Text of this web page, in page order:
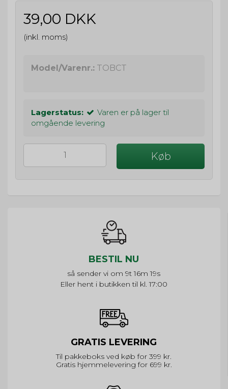
39,00 DKK
(inkl. moms)
Model/Varenr.: TOBCT
Lagerstatus:
Varen er på lager til
omgående levering
Køb
BESTIL NU
så sender vi om 9t 16m 19s
Eller hent i butikken til kl. 17:00
GRATIS LEVERING
Til pakkeboks ved køb for 399 kr.
Gratis hjemmelevering for 699 kr.